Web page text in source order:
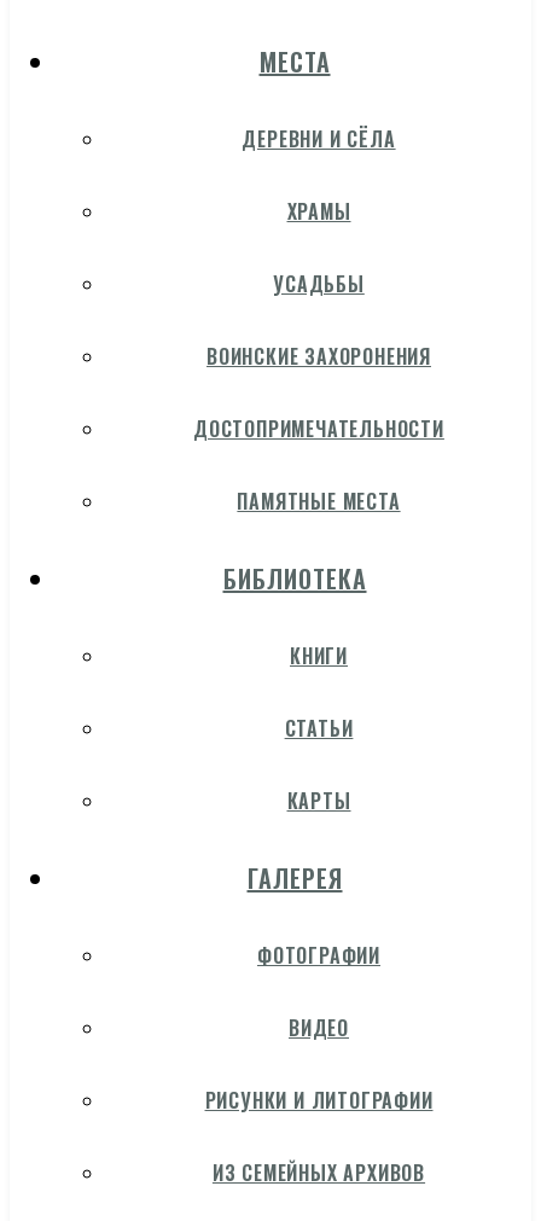
МЕСТА
ДЕРЕВНИ И СЁЛА
ХРАМЫ
УСАДЬБЫ
ВОИНСКИЕ ЗАХОРОНЕНИЯ
ДОСТОПРИМЕЧАТЕЛЬНОСТИ
ПАМЯТНЫЕ МЕСТА
БИБЛИОТЕКА
КНИГИ
СТАТЬИ
КАРТЫ
ГАЛЕРЕЯ
ФОТОГРАФИИ
ВИДЕО
РИСУНКИ И ЛИТОГРАФИИ
ИЗ СЕМЕЙНЫХ АРХИВОВ